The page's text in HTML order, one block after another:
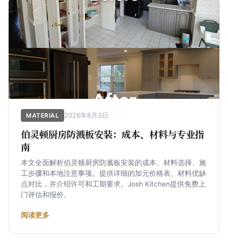
MATERIAL 2026年8月3日
伯灵顿厨房防溅板安装：成本、材料与专业指
南
本文全面解析伯灵顿厨房防溅板安装的成本、材料选择、施
工步骤和本地注意事项。提供详细的加元价格表、材料优缺
点对比，并介绍许可和工期要求。Josh Kitchen提供免费上
门评估和报价。
阅读更多